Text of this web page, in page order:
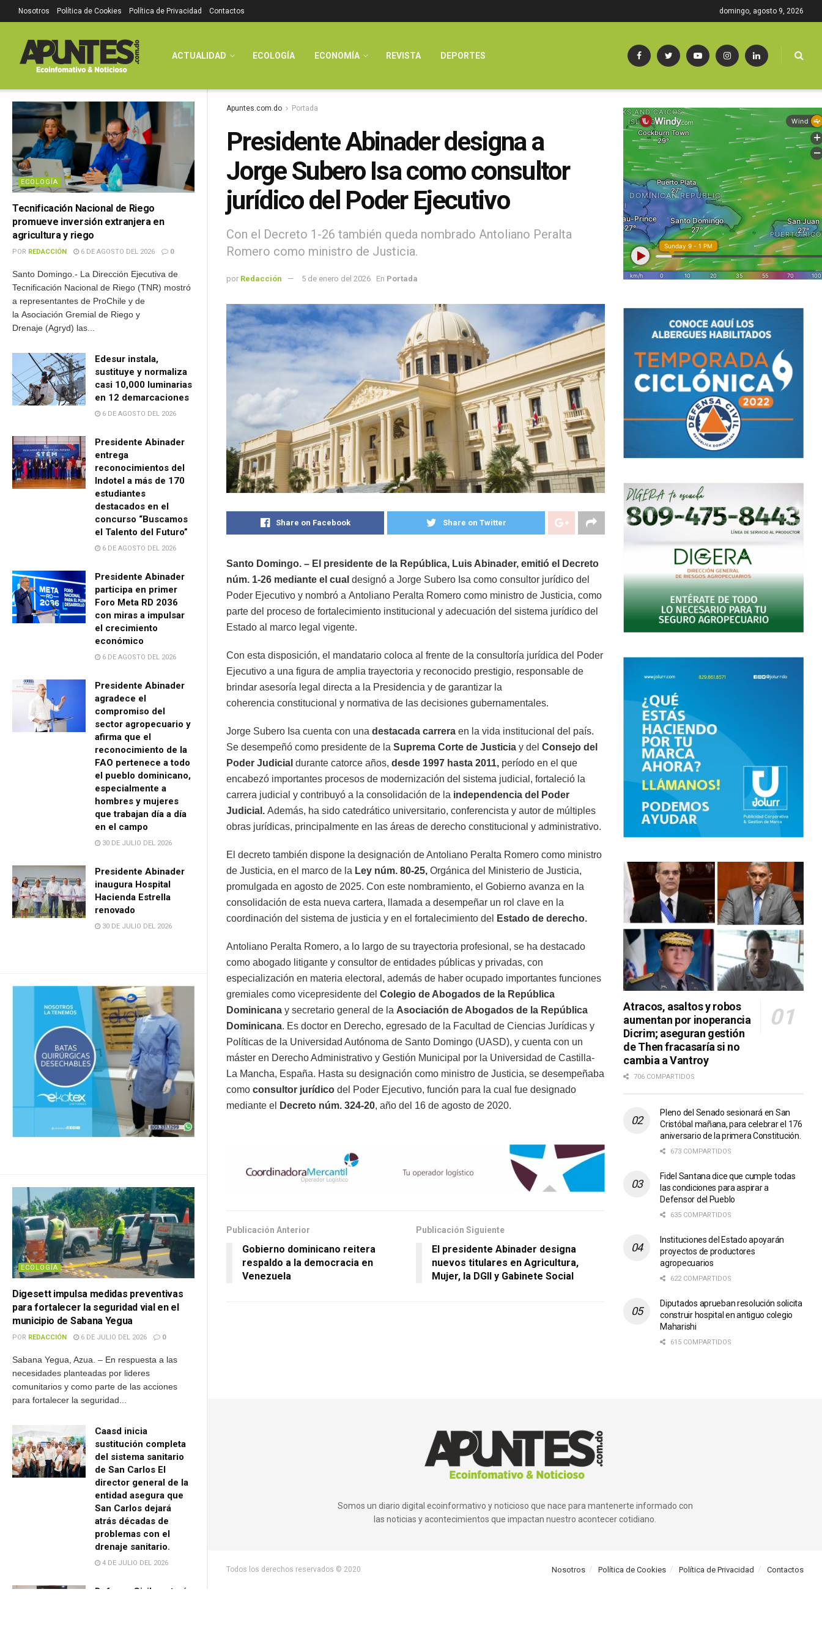
ECOLOGÍA
Tecnificación Nacional de Riego
promueve inversión extranjera en
agricultura y riego
POR REDACCIÓN 6 DE AGOSTO DEL 2026 0
Santo Domingo.- La Dirección Ejecutiva de
Tecnificación Nacional de Riego (TNR) mostró
a representantes de ProChile y de
la Asociación Gremial de Riego y
Drenaje (Agryd) las...
Edesur instala,
sustituye y normaliza
casi 10,000 luminarias
en 12 demarcaciones
6 DE AGOSTO DEL 2026
Presidente Abinader
entrega
reconocimientos del
Indotel a más de 170
estudiantes
destacados en el
concurso “Buscamos
el Talento del Futuro”
6 DE AGOSTO DEL 2026
Presidente Abinader
participa en primer
Foro Meta RD 2036
con miras a impulsar
el crecimiento
económico
6 DE AGOSTO DEL 2026
Presidente Abinader
agradece el
compromiso del
sector agropecuario y
afirma que el
reconocimiento de la
FAO pertenece a todo
el pueblo dominicano,
especialmente a
hombres y mujeres
que trabajan día a día
en el campo
30 DE JULIO DEL 2026
Presidente Abinader
inaugura Hospital
Hacienda Estrella
renovado
30 DE JULIO DEL 2026
ECOLOGÍA
Digesett impulsa medidas preventivas
para fortalecer la seguridad vial en el
municipio de Sabana Yegua
POR REDACCIÓN 6 DE JULIO DEL 2026 0
Sabana Yegua, Azua. – En respuesta a las
necesidades planteadas por lideres
comunitarios y como parte de las acciones
para fortalecer la seguridad...
Caasd inicia
sustitución completa
del sistema sanitario
de San Carlos El
director general de la
entidad asegura que
San Carlos dejará
atrás décadas de
problemas con el
drenaje sanitario.
4 DE JULIO DEL 2026
Defensa Civil contará
Nosotros Política de Cookies Política de Privacidad Contactos domingo, agosto 9, 2026
ACTUALIDAD ECOLOGÍA ECONOMÍA REVISTA DEPORTES
Apuntes.com.do Portada
Presidente Abinader designa a
Jorge Subero Isa como consultor
jurídico del Poder Ejecutivo
Con el Decreto 1-26 también queda nombrado Antoliano Peralta
Romero como ministro de Justicia.
por Redacción 5 de enero del 2026 En Portada
Share on Facebook Share on Twitter
Santo Domingo. – El presidente de la República, Luis Abinader, emitió el Decreto
núm. 1-26 mediante el cual designó a Jorge Subero Isa como consultor jurídico del
Poder Ejecutivo y nombró a Antoliano Peralta Romero como ministro de Justicia, como
parte del proceso de fortalecimiento institucional y adecuación del sistema jurídico del
Estado al marco legal vigente.
Con esta disposición, el mandatario coloca al frente de la consultoría jurídica del Poder
Ejecutivo a una figura de amplia trayectoria y reconocido prestigio, responsable de
brindar asesoría legal directa a la Presidencia y de garantizar la
coherencia constitucional y normativa de las decisiones gubernamentales.
Jorge Subero Isa cuenta con una destacada carrera en la vida institucional del país.
Se desempeñó como presidente de la Suprema Corte de Justicia y del Consejo del
Poder Judicial durante catorce años, desde 1997 hasta 2011, período en el que
encabezó importantes procesos de modernización del sistema judicial, fortaleció la
carrera judicial y contribuyó a la consolidación de la independencia del Poder
Judicial. Además, ha sido catedrático universitario, conferencista y autor de múltiples
obras jurídicas, principalmente en las áreas de derecho constitucional y administrativo.
El decreto también dispone la designación de Antoliano Peralta Romero como ministro
de Justicia, en el marco de la Ley núm. 80-25, Orgánica del Ministerio de Justicia,
promulgada en agosto de 2025. Con este nombramiento, el Gobierno avanza en la
consolidación de esta nueva cartera, llamada a desempeñar un rol clave en la
coordinación del sistema de justicia y en el fortalecimiento del
Estado de derecho.
Antoliano Peralta Romero, a lo largo de su trayectoria profesional, se ha destacado
como abogado litigante y consultor de entidades públicas y privadas, con
especialización en materia electoral, además de haber ocupado importantes funciones
gremiales como vicepresidente del Colegio de Abogados de la República
Dominicana y secretario general de la Asociación de Abogados de la República
Dominicana. Es doctor en Derecho, egresado de la Facultad de Ciencias Jurídicas y
Políticas de la Universidad Autónoma de Santo Domingo (UASD), y cuenta con un
máster en Derecho Administrativo y Gestión Municipal por la Universidad de Castilla-
La Mancha, España. Hasta su designación como ministro de Justicia, se desempeñaba
como consultor jurídico del Poder Ejecutivo, función para la cual fue designado
mediante el
Decreto núm. 324-20, año del 16 de agosto de 2020.
Publicación Anterior
Gobierno dominicano reitera
respaldo a la democracia en
Venezuela
Publicación Siguiente
El presidente Abinader designa
nuevos titulares en Agricultura,
Mujer, la DGII y Gabinete Social
Atracos, asaltos y robos
aumentan por inoperancia
Dicrim; aseguran gestión
de Then fracasaría si no
cambia a Vantroy
706 COMPARTIDOS
Pleno del Senado sesionará en San
Cristóbal mañana, para celebrar el 176
aniversario de la primera Constitución.
673 COMPARTIDOS
Fidel Santana dice que cumple todas
las condiciones para aspirar a
Defensor del Pueblo
635 COMPARTIDOS
Instituciones del Estado apoyarán
proyectos de productores
agropecuarios
622 COMPARTIDOS
Diputados aprueban resolución solicita
construir hospital en antiguo colegio
Maharishi
615 COMPARTIDOS
Somos un diario digital ecoinformativo y noticioso que nace para mantenerte informado con
las noticias y acontecimientos que impactan nuestro acontecer cotidiano.
Nosotros Política de Cookies Política de Privacidad Contactos
Todos los derechos reservados © 2020